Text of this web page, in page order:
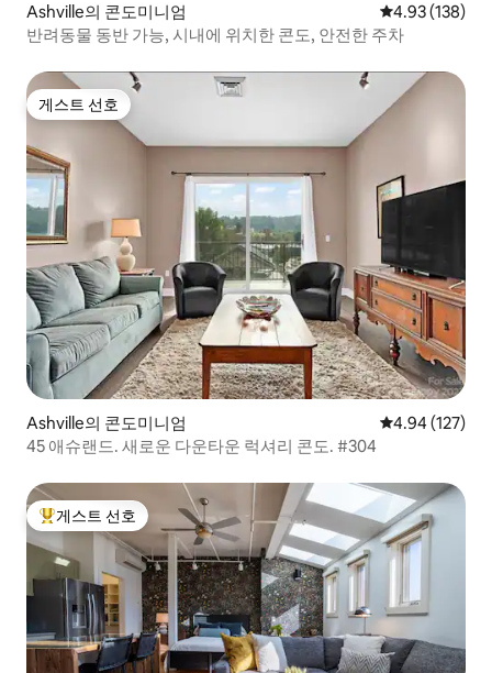
Ashville의 콘도미니엄 평점 4.93점(5
4.93 (138)
반려동물 동반 가능, 시내에 위치한 콘도, 안전한 주차
게스트 선호
게스트 선호
Ashville의 콘도미니엄 평점 4.94점(5
4.94 (127)
45 애슈랜드. 새로운 다운타운 럭셔리 콘도. #304
상위 게스트 선호
게스트 선호